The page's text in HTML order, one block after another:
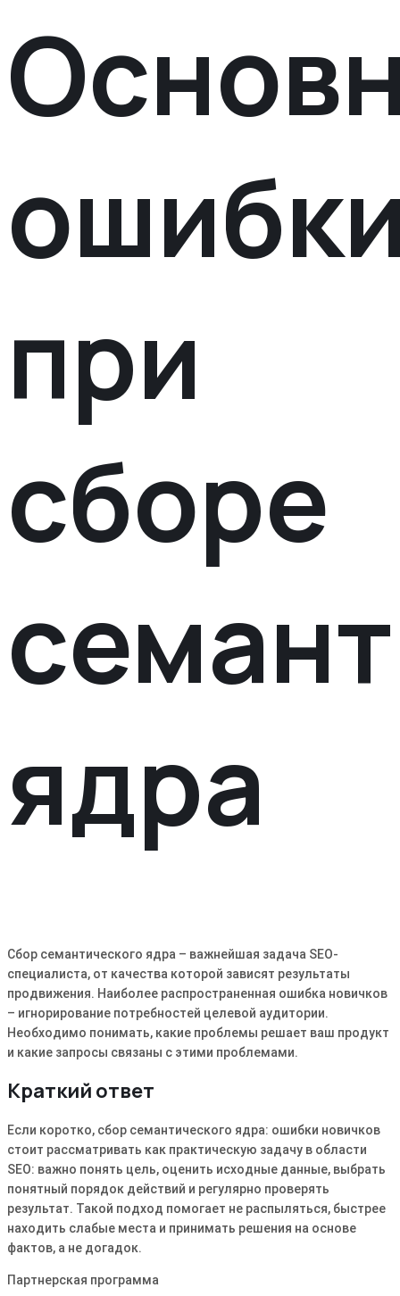
при
сборе
ядра
Сбор семантического ядра – важнейшая задача SEO-
специалиста, от качества которой зависят результаты
продвижения․ Наиболее распространенная ошибка новичков
– игнорирование потребностей целевой аудитории․
Необходимо понимать, какие проблемы решает ваш продукт
и какие запросы связаны с этими проблемами․
Краткий ответ
Если коротко, сбор семантического ядра: ошибки новичков
стоит рассматривать как практическую задачу в области
SEO: важно понять цель, оценить исходные данные, выбрать
понятный порядок действий и регулярно проверять
результат. Такой подход помогает не распыляться, быстрее
находить слабые места и принимать решения на основе
фактов, а не догадок.
Партнерская программа